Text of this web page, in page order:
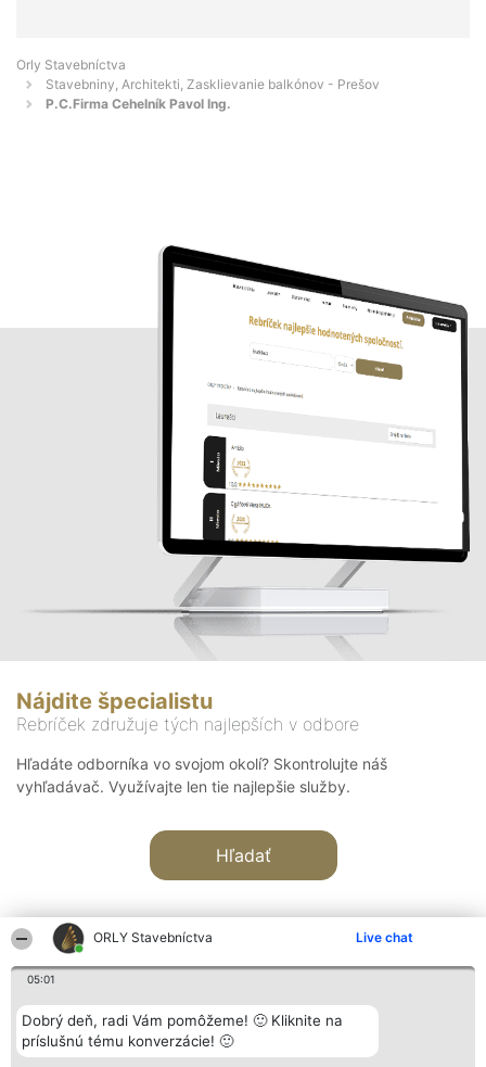
ORLY Stavebníctva Live chat
05:01
Dobrý deň, radi Vám pomôžeme! 🙂 Kliknite na
príslušnú tému konverzácie! 🙂
Orly Stavebníctva
Stavebniny, Architekti, Zasklievanie balkónov - Prešov
P.C.Firma Cehelník Pavol Ing.
Nájdite špecialistu
Rebríček združuje tých najlepších v odbore
Hľadáte odborníka vo svojom okolí? Skontrolujte náš
vyhľadávač. Využívajte len tie najlepšie služby.
Hľadať
Organizátor hodnotenia
Bright Side Solutions sp. z o.
o. sp. k.
Hodnotenie
Laureáti
Lista
Kontakt
Kontakt